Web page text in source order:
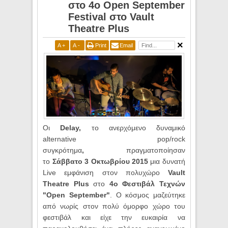
στο 4ο Open September
Festival στο Vault
Theatre Plus
A + A - Print Email
Oι Delay, το ανερχόμενο δυναμικό
alternative pop/rock
συγκρότημα,
πραγματοποίησαν
το Σάββατο 3 Οκτωβρίου 2015μια δυνατή
Live εμφάνιση στον πολυχώρο Vault
Theatre Plusστο 4ο Φεστιβάλ Τεχνών
"Open September". Ο κόσμος μαζεύτηκε
από νωρίς στον πολύ όμορφο χώρο του
φεστιβάλ και είχε την ευκαιρία να